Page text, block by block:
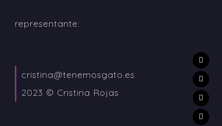
representante:
cristina@tenemosgato.es
2023 © Cristina Rojas